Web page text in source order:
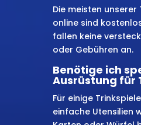
Die meisten unserer
online sind
fallen keine
oder Gebühren an.
Benötige ich
Ausrüstung für
Für einige
einfache Utensilien